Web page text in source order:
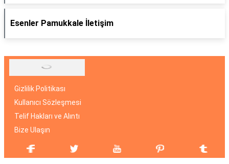
Esenler Pamukkale İletişim
Gizlilik Politikası
Kullanıcı Sözleşmesi
Telif Hakları ve Alıntı
Bize Ulaşın